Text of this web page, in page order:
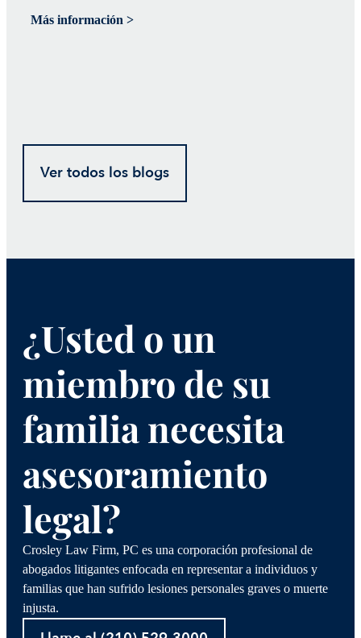
Más información >
Ver todos los blogs
¿Usted o un
miembro de su
familia necesita
asesoramiento
legal?
Crosley Law Firm, PC es una corporación profesional de
abogados litigantes enfocada en representar a individuos y
familias que han sufrido lesiones personales graves o muerte
injusta.